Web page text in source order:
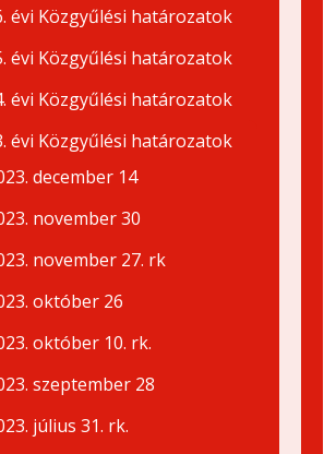
évi Közgyűlési határozatok
évi Közgyűlési határozatok
évi Közgyűlési határozatok
évi Közgyűlési határozatok
december 14
november 30
november 27. rk
október 26
október 10. rk.
szeptember 28
július 31. rk.